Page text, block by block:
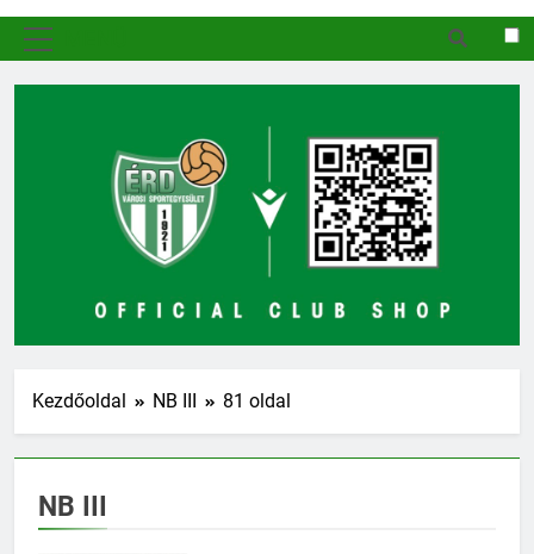
Kezdőoldal NB III 81 oldal
NB III